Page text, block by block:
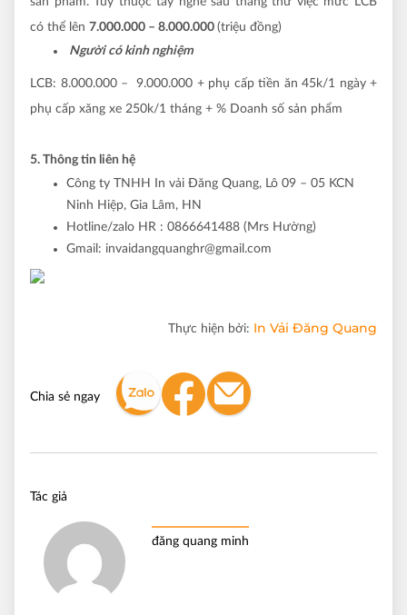
có thể lên 7.000.000 – 8.000.000 (triệu đồng)
Người có kinh nghiệm
LCB: 8.000.000 – 9.000.000 + phụ cấp tiền ăn 45k/1 ngày +
phụ cấp xăng xe 250k/1 tháng + % Doanh số sản phẩm
5. Thông tin liên hệ
Công ty TNHH In vải Đăng Quang, Lô 09 – 05 KCN
Ninh Hiệp, Gia Lâm, HN
Hotline/zalo HR : 0866641488 (Mrs Hường)
Gmail: invaidangquanghr@gmail.com
Thực hiện bởi: In Vải Đăng Quang
Chia sẻ ngay
Tác giả
đăng quang minh